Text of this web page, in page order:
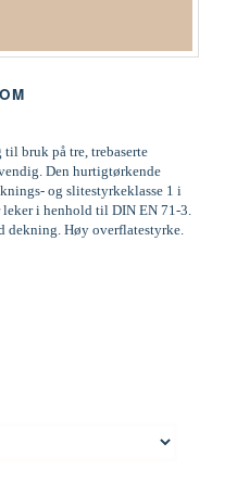
bruk på tre, trebaserte
Den hurtigtørkende
og slitestyrkeklasse 1 i
i henhold til DIN EN 71-3.
dekning. Høy overflatestyrke.